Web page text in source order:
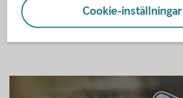
själva kan göra skillnad.Cookie-inställningar